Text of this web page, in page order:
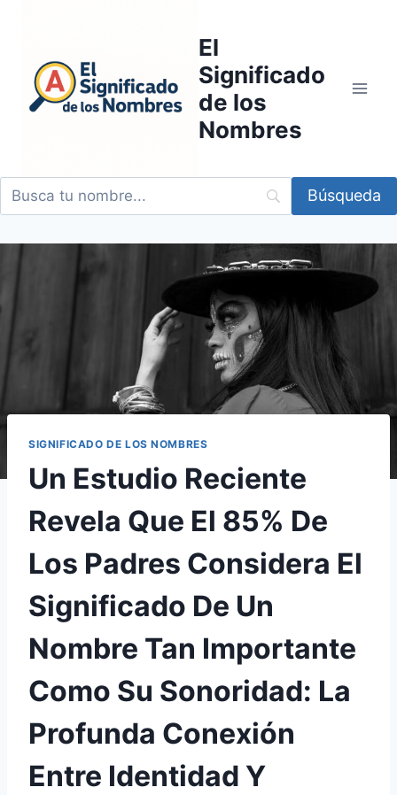
contenido
El
Significado
de los
Nombres
SIGNIFICADO DE LOS NOMBRES
Un Estudio Reciente
Revela Que El 85% De
Los Padres Considera El
Significado De Un
Nombre Tan Importante
Como Su Sonoridad: La
Profunda Conexión
Entre Identidad Y